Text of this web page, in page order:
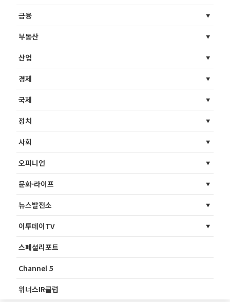
금융
부동산
산업
경제
국제
정치
사회
오피니언
문화·라이프
뉴스발전소
이투데이TV
스페셜리포트
Channel 5
위너스IR클럽